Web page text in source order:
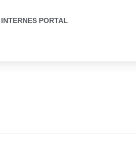
INTERNES PORTAL